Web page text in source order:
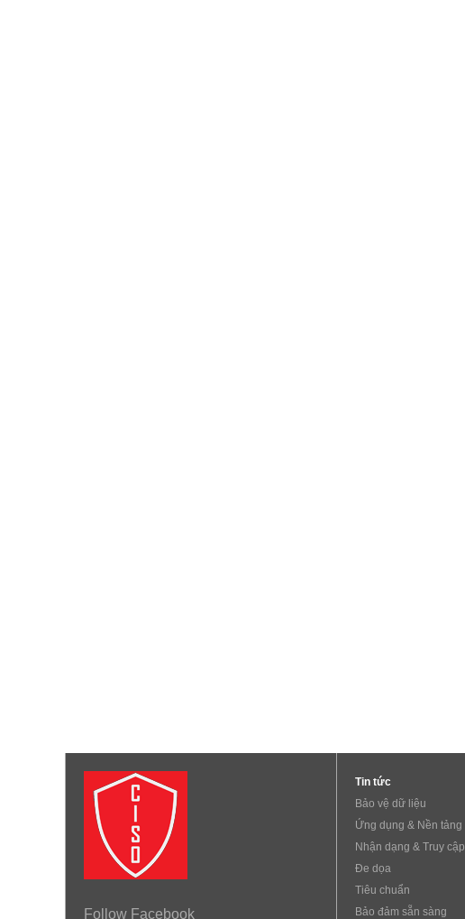
Follow Facebook
Tin tức
Bảo vệ dữ liệu
Ứng dụng & Nền tảng
Nhận dạng & Truy cập
Đe dọa
Tiêu chuẩn
Bảo đảm sẵn sàng